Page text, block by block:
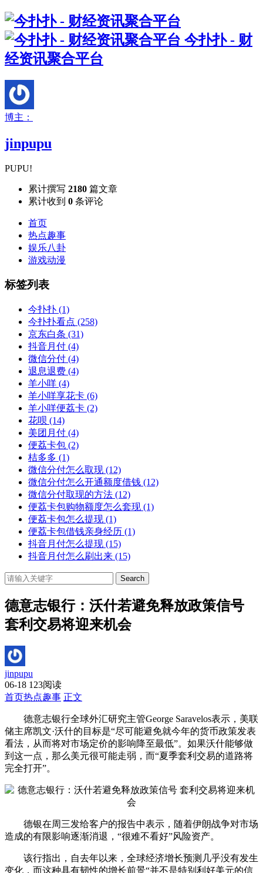
今扑扑 - 财
经资讯聚合平台
博主：
jinpupu
PUPU!
累计撰写 2180 篇文章
累计收到 0 条评论
首页
热点趣事
娱乐八卦
游戏动漫
标签列表
今扑扑 (1)
今扑扑看点 (258)
京东白条 (31)
抖音月付 (4)
微信分付 (4)
退息退费 (4)
羊小咩 (4)
羊小咩享花卡 (6)
羊小咩便荔卡 (2)
花呗 (14)
美团月付 (4)
便荔卡包 (2)
桔多多 (1)
微信分付怎么取现 (12)
微信分付怎么开通额度借钱 (12)
微信分付取现的方法 (12)
便荔卡包购物额度怎么套现 (1)
便荔卡包怎么提现 (1)
便荔卡包借钱亲身经历 (1)
抖音月付怎么提现 (15)
抖音月付怎么刷出来 (15)
Search
德意志银行：沃什若避免释放政策信号
套利交易将迎来机会
jinpupu
06-18 123阅读
首页热点趣事 正文
德意志银行全球外汇研究主管George Saravelos表示，美联
储主席凯文·沃什的目标是“尽可能避免就今年的货币政策发表
看法，从而将对市场定价的影响降至最低”。如果沃什能够做
到这一点，那么美元很可能走弱，而“夏季套利交易的道路将
完全打开”。
德银在周三发给客户的报告中表示，随着伊朗战争对市场
造成的有限影响逐渐消退，“很难不看好”风险资产。
该行指出，自去年以来，全球经济增长预测几乎没有发生
变化，而这种具有韧性的增长前景“并不是特别利好美元的信